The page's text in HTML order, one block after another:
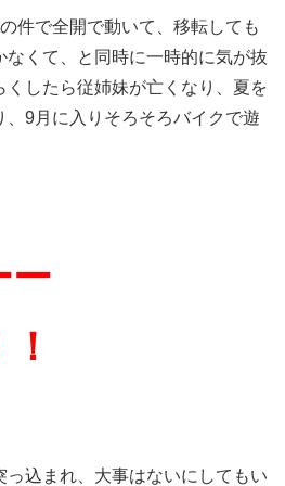
件で全開で動いて、移転しても
なくて、と同時に一時的に気が抜
くしたら従姉妹が亡くなり、夏を
9月に入りそろそろバイクで遊
ー
っ込まれ、大事はないにしてもい